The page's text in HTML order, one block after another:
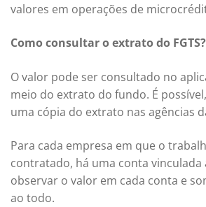
valores em operações de
Como consultar o extrato do FGTS?
O valor pode ser consultado no
meio do extrato do fundo. É
uma cópia do extrato nas agências
Para cada empresa em que o
contratado, há uma conta vinculada
observar o valor em cada conta e
ao todo.